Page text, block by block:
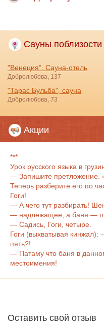
Сауны поблизости
"Венеция". Сауна-отель
Добролюбова, 137
"Тарас Бульба", сауна
Добролюбова, 73
Акции
***
Урок русского языка в
— Запишите
Теперь разберите его по
Гоги!
— А чего тут разбирать!
— надлежащее, а баня —
— Садись, Гоги, четыре.
Гоги (выхватывая
пять?!
— Патаму что баня в
местоимения!
Оставить свой отзыв